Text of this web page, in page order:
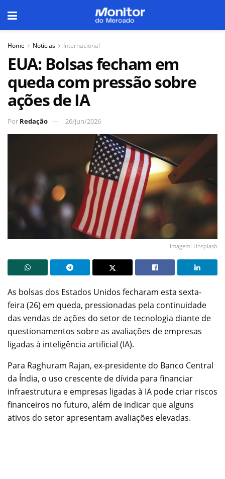
Home Notícias Internacional
EUA: Bolsas fecham em
queda com pressão sobre
ações de IA
Por Redação 26/jun/2026
Imagem: Unsplash
As bolsas dos Estados Unidos fecharam esta sexta-
feira (26) em queda, pressionadas pela continuidade
das vendas de ações do setor de tecnologia diante de
questionamentos sobre as avaliações de empresas
ligadas à inteligência artificial (IA).
Para Raghuram Rajan, ex-presidente do Banco Central
da Índia, o uso crescente de dívida para financiar
infraestrutura e empresas ligadas à IA pode criar riscos
financeiros no futuro, além de indicar que alguns
ativos do setor apresentam avaliações elevadas.